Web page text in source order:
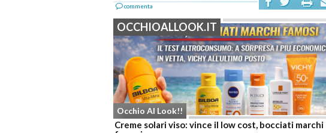
commenta
OCCHIOALLOOK.IT
Occhio Al Look!!
Creme solari viso: vince il low cost, bocciati marchi